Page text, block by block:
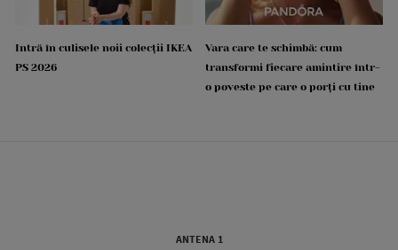
Intră în culisele noii colecții IKEA
PS 2026
Vara care te schimbă: cum
transformi fiecare amintire într-
o poveste pe care o porți cu tine
ANTENA 1